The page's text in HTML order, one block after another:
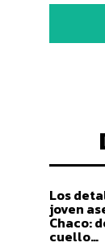
Los
joven
Chaco:
cuello…